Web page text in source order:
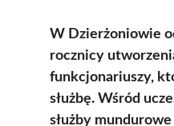
W Dzierżoniowie
rocznicy
funkcjonariuszy,
służbę. Wśród
służby